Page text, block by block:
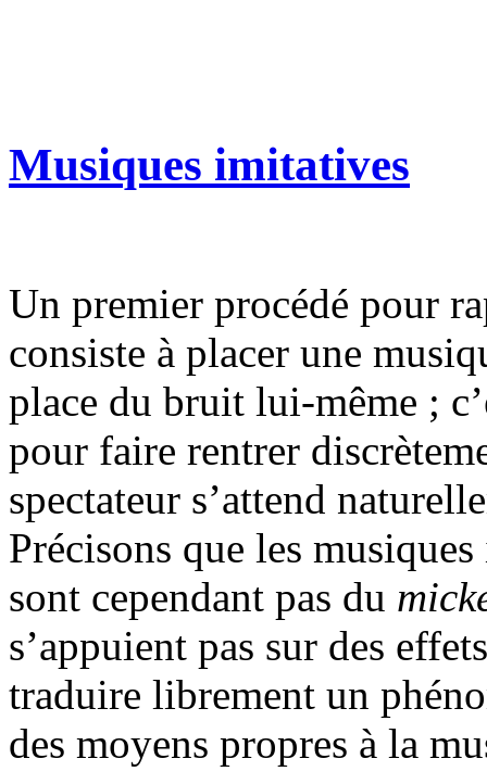
Musiques imitatives
Un premier procédé pour
consiste à placer une
place du bruit lui-même ;
pour faire rentrer
spectateur s’attend
Précisons que les
sont cependant pas du
s’appuient pas sur des
traduire librement un
des moyens propres à la